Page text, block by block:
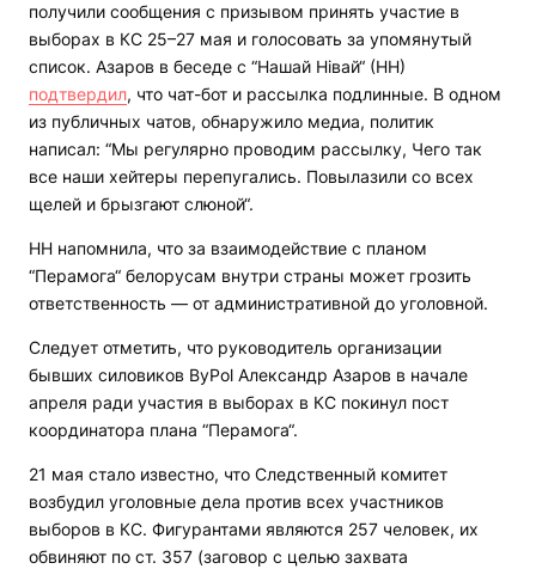
получили сообщения с призывом принять участие в
выборах в КС 25–27 мая и голосовать за упомянутый
список. Азаров в беседе с “Нашай Нівай“ (НН)
подтвердил, что чат-бот и рассылка подлинные. В одном
из публичных чатов, обнаружило медиа, политик
написал: “Мы регулярно проводим рассылку, Чего так
все наши хейтеры перепугались. Повылазили со всех
щелей и брызгают слюной“.
НН напомнила, что за взаимодействие с планом
“Перамога“ белорусам внутри страны может грозить
ответственность — от административной до уголовной.
Следует отметить, что руководитель организации
бывших силовиков ByPol Александр Азаров в начале
апреля ради участия в выборах в КС покинул пост
координатора плана “Перамога“.
21 мая стало известно, что Следственный комитет
возбудил уголовные дела против всех участников
выборов в КС. Фигурантами являются 257 человек, их
обвиняют по ст. 357 (заговор с целью захвата